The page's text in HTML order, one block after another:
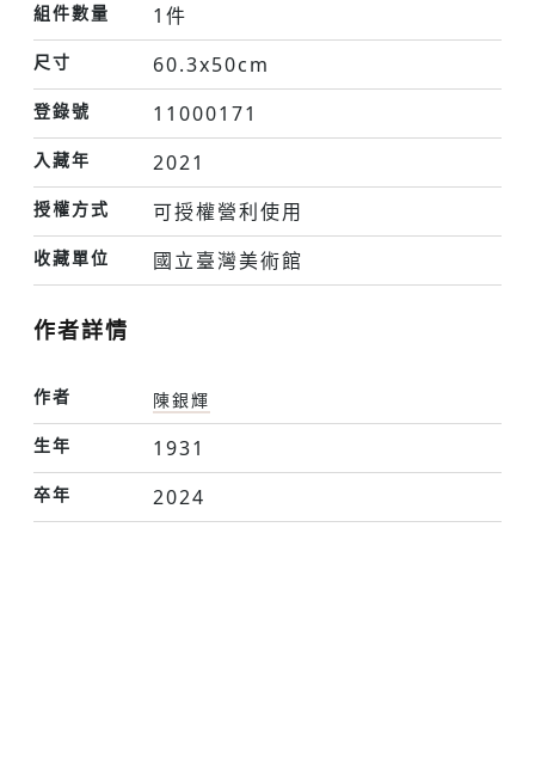
組件數量 1件
尺寸 60.3x50cm
登錄號 11000171
入藏年 2021
授權方式 可授權營利使用
收藏單位 國立臺灣美術館
作者詳情
作者
陳銀輝
生年
1931
卒年 2024